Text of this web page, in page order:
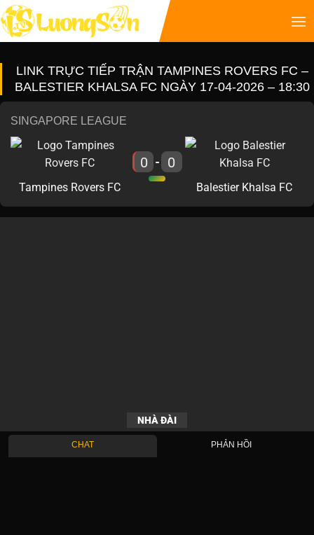
LINK TRỰC TIẾP TRẬN TAMPINES ROVERS FC –
BALESTIER KHALSA FC NGÀY 17-04-2026 – 18:30
SINGAPORE LEAGUE
Tampines Rovers FC
0 - 0
Balestier Khalsa FC
NHÀ ĐÀI
CHAT PHẢN HỒI